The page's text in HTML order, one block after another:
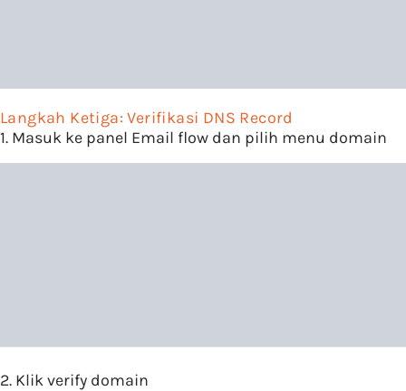
Langkah Ketiga: Verifikasi DNS Record
1. Masuk ke panel Email flow dan pilih menu domain
2. Klik verify domain